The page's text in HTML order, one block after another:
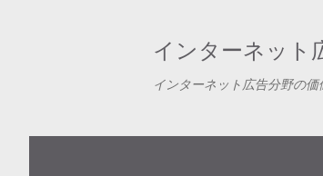
インターネット
インターネット広告分野の